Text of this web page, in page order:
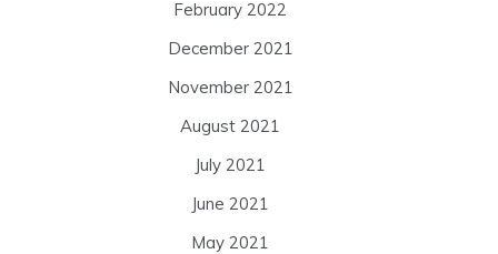
February 2022
December 2021
November 2021
August 2021
July 2021
June 2021
May 2021